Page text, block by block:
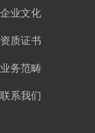
企业文化
资质证书
业务范畴
联系我们